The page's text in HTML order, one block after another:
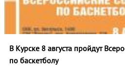
В Курске 8 августа пройдут
по баскетболу